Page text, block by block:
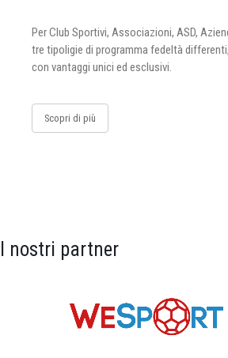
Per Club Sportivi, Associazioni, ASD,
tre tipoligie di programma fedeltà differenti,
con vantaggi unici ed esclusivi.
Scopri di più
I nostri partner